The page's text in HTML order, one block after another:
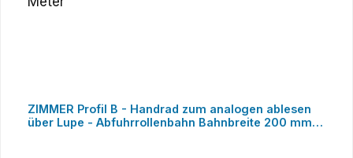
ZIMMER Profil B - Handrad zum analogen ablesen
über Lupe - Abfuhrrollenbahn Bahnbreite 200 mm -